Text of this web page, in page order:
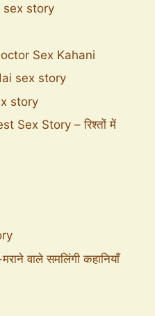
sex story
Sex Kahani
sex story
story
Sex Story – रिश्तों में
वाले समलिंगी कहानियाँ